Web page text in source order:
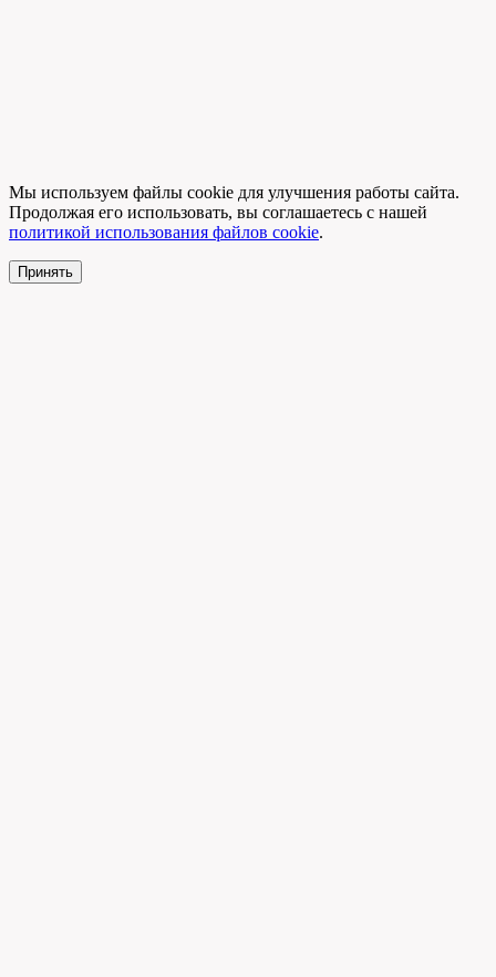
Мы используем файлы cookie для улучшения работы сайта.
Продолжая его использовать, вы соглашаетесь с нашей
политикой использования файлов cookie.
Принять